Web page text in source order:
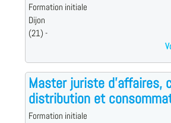
Formation initiale
Dijon
(21) -
Master juriste d'affaires,
distribution et
Formation initiale